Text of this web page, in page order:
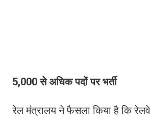
5,000 से अधिक पदों पर भर्ती
रेल मंत्रालय ने फैसला किया है कि